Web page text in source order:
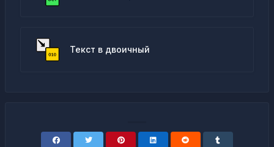
Текст в двоичный